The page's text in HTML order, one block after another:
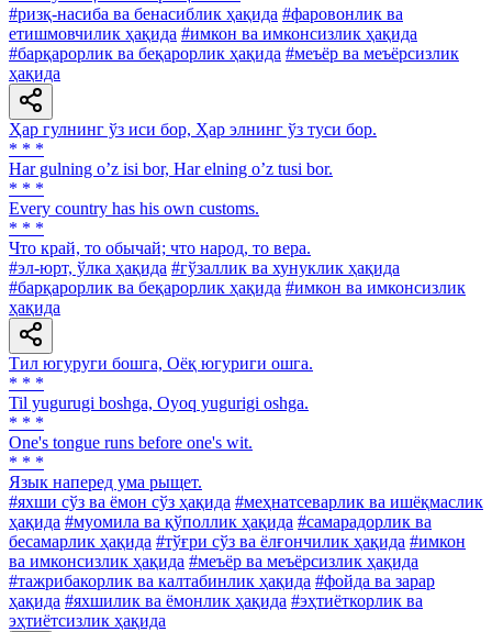
#ризқ-насиба ва бенасиблик ҳақида #фаровонлик ва
етишмовчилик ҳақида #имкон ва имконсизлик ҳақида
#барқарорлик ва беқарорлик ҳақида #меъёр ва меъёрсизлик
ҳақида
Ҳар гулнинг ўз иси бор, Ҳар элнинг ўз туси бор.
* * *
Har gulning oʼz isi bor, Har elning oʼz tusi bor.
* * *
Every country has his own customs.
* * *
Что край, то обычай; что народ, то вера.
#эл-юрт, ўлка ҳақида #гўзаллик ва хунуклик ҳақида
#барқарорлик ва беқарорлик ҳақида #имкон ва имконсизлик
ҳақида
Тил югуруги бошга, Оёқ югуриги ошга.
* * *
Til yugurugi boshga, Oyoq yugurigi oshga.
* * *
One's tongue runs before one's wit.
* * *
Язык наперед ума рыщет.
#яхши сўз ва ёмон сўз ҳақида #меҳнатсеварлик ва ишёқмаслик
ҳақида #муомила ва қўполлик ҳақида #самарадорлик ва
бесамарлик ҳақида #тўғри сўз ва ёлғончилик ҳақида #имкон
ва имконсизлик ҳақида #меъёр ва меъёрсизлик ҳақида
#тажрибакорлик ва калтабинлик ҳақида #фойда ва зарар
ҳақида #яхшилик ва ёмонлик ҳақида #эҳтиёткорлик ва
эҳтиётсизлик ҳақида